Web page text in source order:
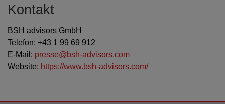
Kontakt
BSH advisors GmbH
Telefon: +43 1 99 69 912
E-Mail: presse@bsh-advisors.com
Website: https://www.bsh-advisors.com/